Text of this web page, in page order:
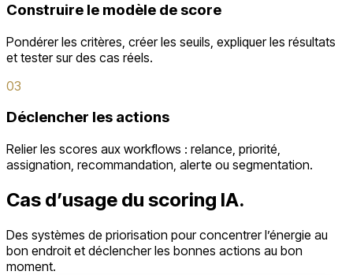
Construire le modèle de score
Pondérer les critères, créer les seuils, expliquer les résultats
et tester sur des cas réels.
03
Déclencher les actions
Relier les scores aux workflows : relance, priorité,
assignation, recommandation, alerte ou segmentation.
Cas d’usage du scoring IA.
Des systèmes de priorisation pour concentrer l’énergie au
bon endroit et déclencher les bonnes actions au bon
moment.